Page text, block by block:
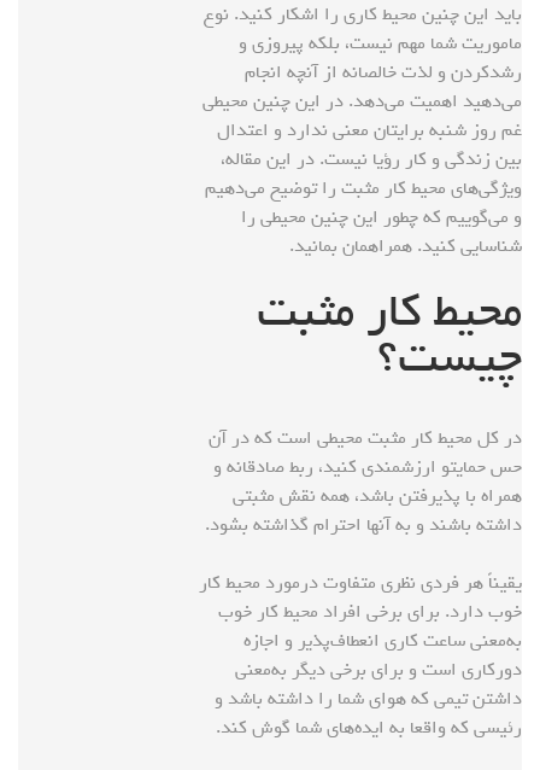
باید این چنین محیط کاری را اشکار کنید. نوع
ماموریت شما مهم نیست، بلکه پیروزی و
رشدکردن و لذت خالصانه از آنچه انجام
می‌دهید اهمیت می‌دهد. در این چنین محیطی
غم روز شنبه برایتان معنی ندارد و اعتدال
بین زندگی و کار رؤیا نیست. در این مقاله،
ویژگی‌های محیط کار مثبت را توضیح می‌دهیم
و می‌گوییم که چطور این چنین محیطی را
شناسایی کنید. همراهمان بمانید.
محیط کار مثبت
چیست؟
در کل محیط کار مثبت محیطی است که در آن
حس حمایتو ارزشمندی کنید، ربط صادقانه و
همراه با پذیرفتن باشد، همه نقش مثبتی
داشته باشند و به آنها احترام گذاشته بشود.
یقیناً هر فردی نظری متفاوت درمورد محیط کار
خوب دارد. برای برخی افراد محیط کار خوب
به‌معنی ساعت کاری انعطاف‌پذیر و اجازه
دورکاری است و برای برخی دیگر به‌معنی
داشتن تیمی که هوای شما را داشته باشد و
رئیسی که واقعا به ایده‌های شما گوش کند.